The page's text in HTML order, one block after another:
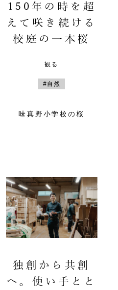
150年の時を超
えて咲き続ける
校庭の一本桜
観る
#自然
味真野小学校の桜
独創から共創
へ。使い手とと